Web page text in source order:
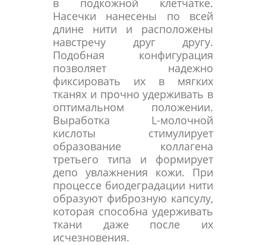
в подкожной клетчатке.
Насечки нанесены по всей
длине нити и расположены
навстречу друг другу.
Подобная конфигурация
позволяет надежно
фиксировать их в мягких
тканях и прочно удерживать в
оптимальном положении.
Выработка L-молочной
кислоты стимулирует
образование коллагена
третьего типа и формирует
депо увлажнения кожи. При
процессе биодеградации нити
образуют фиброзную капсулу,
которая способна удерживать
ткани даже после их
исчезновения.